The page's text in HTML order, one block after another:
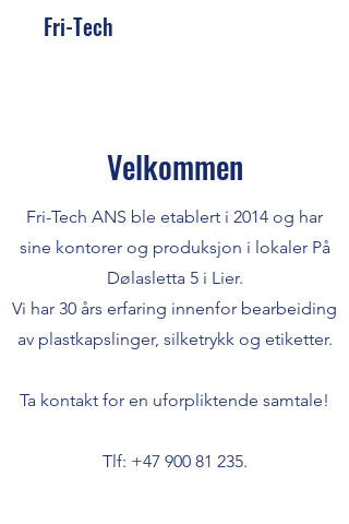
Fri-Tech
Velkommen
Fri-Tech ANS ble etablert i 2014 og har
sine kontorer og produksjon i lokaler På
Dølasletta 5 i Lier.
Vi har 30 års erfaring innenfor bearbeiding
av plastkapslinger, silketrykk og etiketter.
Ta kontakt for en uforpliktende samtale!
Tlf: +47 900 81 235.